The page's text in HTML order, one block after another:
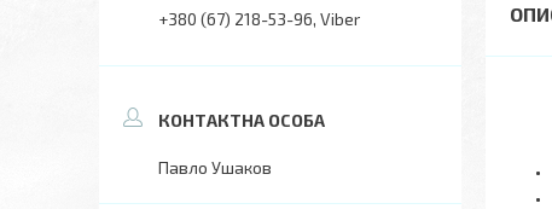
+380 (67) 218-53-96 Viber
Павло Ушаков